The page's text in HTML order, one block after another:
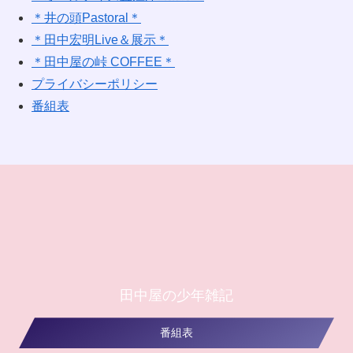
＊井の頭Pastoral＊
＊田中宏明Live＆展示＊
＊田中屋の峠 COFFEE＊
プライバシーポリシー
番組表
田中屋の少年雑記
番組表